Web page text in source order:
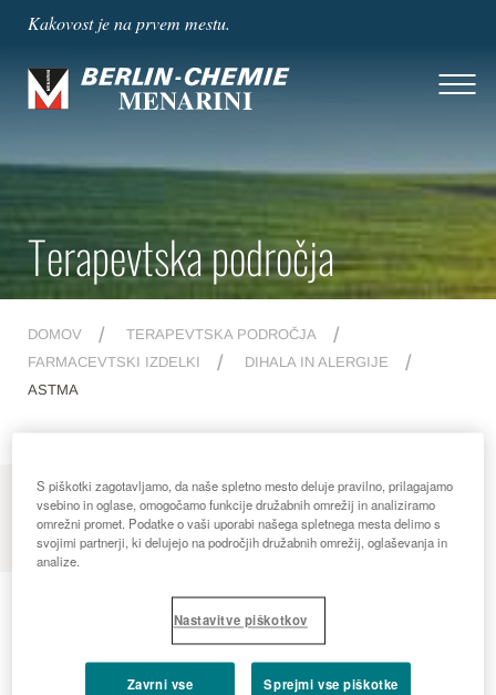
Kakovost je na prvem mestu.
Terapevtska področja
DOMOV
TERAPEVTSKA PODROČJA
FARMACEVTSKI IZDELKI
DIHALA IN ALERGIJE
ASTMA
MENU
KAJ JE ASTMA?
S piškotki zagotavljamo, da naše spletno mesto deluje pravilno, prilagajamo
vsebino in oglase, omogočamo funkcije družabnih omrežij in analiziramo
omrežni promet. Podatke o vaši uporabi našega spletnega mesta delimo s
svojimi partnerji, ki delujejo na področjih družabnih omrežij, oglaševanja in
analize.
Nastavitve piškotkov
Zavrni vse Sprejmi vse piškotke